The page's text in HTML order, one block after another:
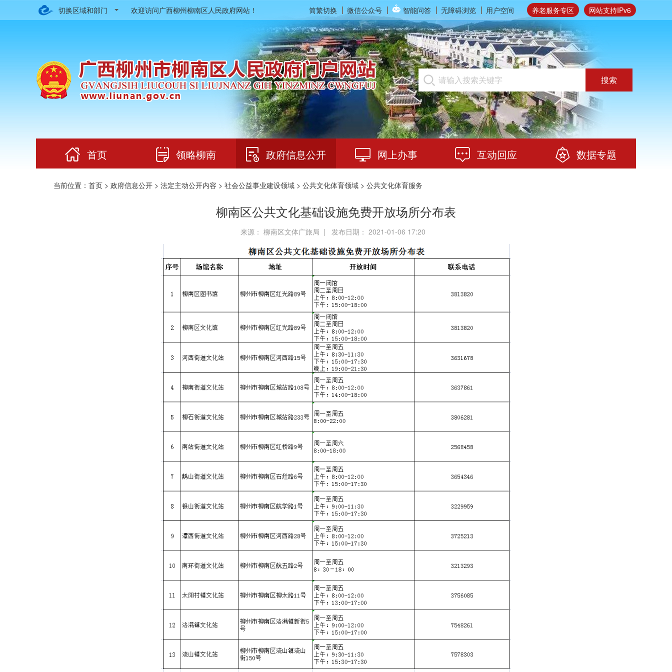
切换区域和部门 网站支持IPv6
养老服务专区
简繁切换 微信公众号 智能问答 无障碍浏览 用户空间
欢迎访问广西柳州柳南区人民政府网站！
搜索
首页 领略柳南 政府信息公开 网上办事 互动回应 数据专题
当前位置： 首页 > 政府信息公开 > 法定主动公开内容 > 社会公益事业建设领域 > 公共文化体育领域 > 公共文化体育服务
柳南区公共文化基础设施免费开放场所分布表
来源： 柳南区文体广旅局 | 发布日期： 2021-01-06 17:20